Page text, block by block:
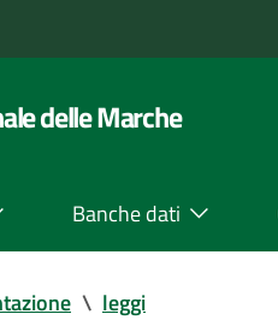
delle Marche
Banche dati
\ leggi